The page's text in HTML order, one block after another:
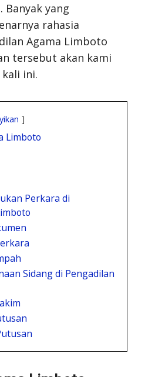
yang
rahasia
Agama Limboto
tersebut akan kami
ini.
Limboto
Perkara di
Sidang di Pengadilan